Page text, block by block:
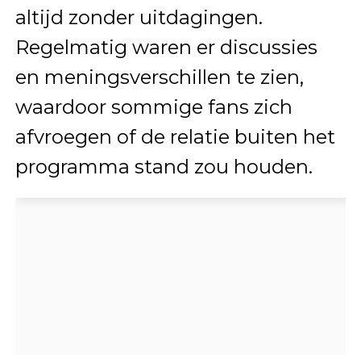
altijd zonder uitdagingen.
Regelmatig waren er discussies
en meningsverschillen te zien,
waardoor sommige fans zich
afvroegen of de relatie buiten het
programma stand zou houden.